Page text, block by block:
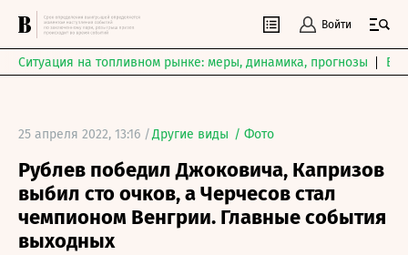
Войти
Ситуация на топливном рынке: меры, динамика, прогнозы
25 апреля 2022, 13:16 /Другие виды / Фото
Рублев победил Джоковича, Капризов
выбил сто очков, а Черчесов стал
чемпионом Венгрии. Главные события
выходных